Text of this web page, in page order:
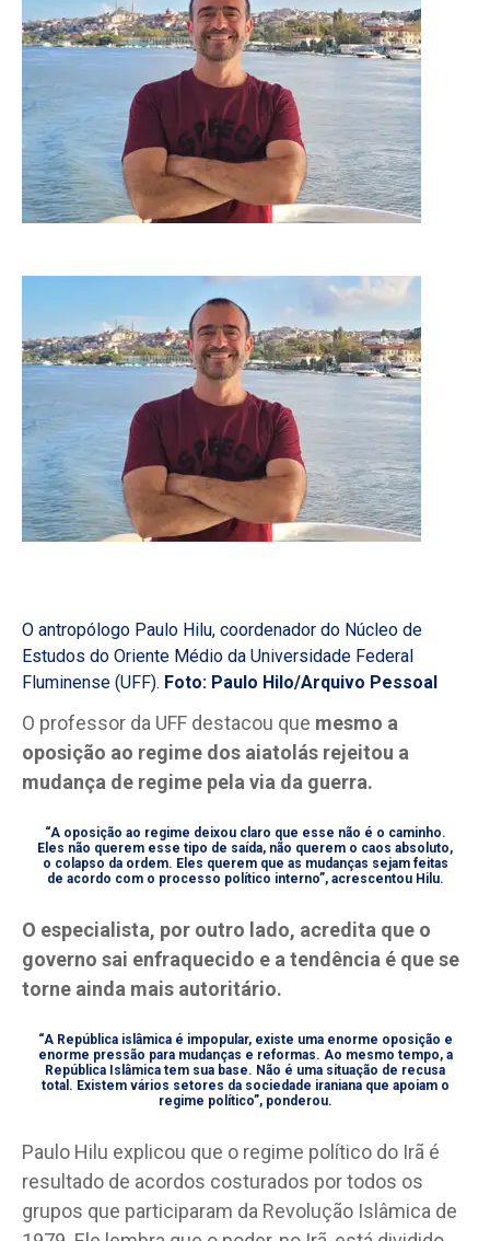
O antropólogo Paulo Hilu, coordenador do Núcleo de
Estudos do Oriente Médio da Universidade Federal
Fluminense (UFF). Foto: Paulo Hilo/Arquivo Pessoal
O professor da UFF destacou que mesmo a
oposição ao regime dos aiatolás rejeitou a
mudança de regime pela via da guerra.
“A oposição ao regime deixou claro que esse não é o caminho.
Eles não querem esse tipo de saída, não querem o caos absoluto,
o colapso da ordem. Eles querem que as mudanças sejam feitas
de acordo com o processo político interno”, acrescentou Hilu.
O especialista, por outro lado, acredita que o
governo sai enfraquecido e a tendência é que se
torne ainda mais autoritário.
“A República islâmica é impopular, existe uma enorme oposição e
enorme pressão para mudanças e reformas. Ao mesmo tempo, a
República Islâmica tem sua base. Não é uma situação de recusa
total. Existem vários setores da sociedade iraniana que apoiam o
regime político”, ponderou.
Paulo Hilu explicou que o regime político do Irã é
resultado de acordos costurados por todos os
grupos que participaram da Revolução Islâmica de